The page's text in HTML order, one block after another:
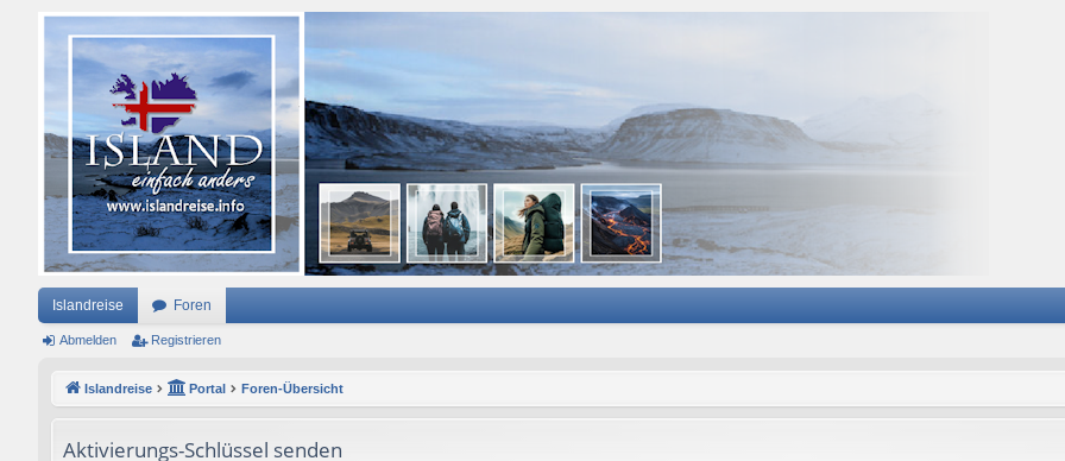
Islandreise Foren
Abmelden Registrieren
Islandreise Portal Foren-Übersicht
Aktivierungs-Schlüssel senden